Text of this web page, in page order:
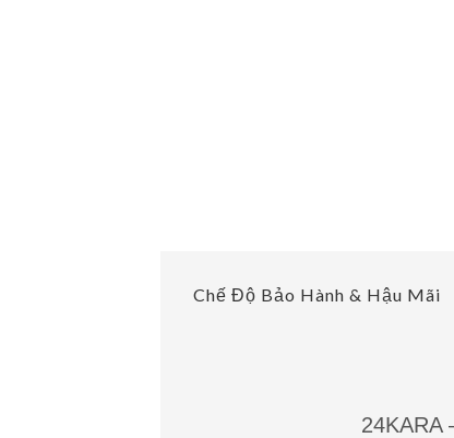
Chế Độ Bảo Hành & Hậu Mãi
24KARA